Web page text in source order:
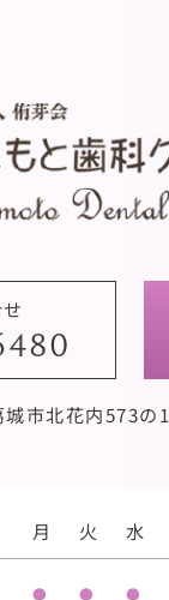
市北花内573の1
月 火 水
● ● ●